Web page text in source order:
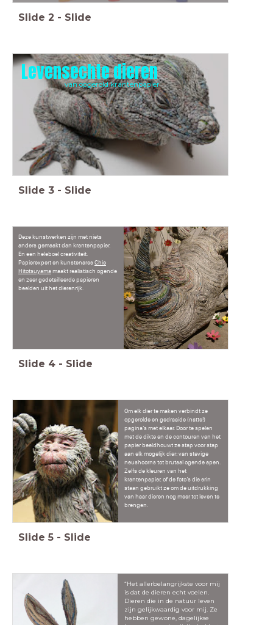
Slide 2 - Slide
Levensechte dieren
van opgerold krantenpapier
Slide 3 - Slide
Deze kunstwerken zijn met niets
anders gemaakt dan krantenpapier.
En een heleboel creativiteit.
Papierexpert en kunstenaresChie
Hitotsuyamamaakt realistisch ogende
en zeer gedetailleerde papieren
beelden uit het dierenrijk.
Slide 4 - Slide
Om elk dier te maken verbindt ze
opgerolde en gedraaide (natte!)
pagina’s met elkaar. Door te spelen
met de dikte en de contouren van het
papier beeldhouwt ze stap voor stap
aan elk mogelijk dier: van stevige
neushoorns tot brutaal ogende apen.
Zelfs de kleuren van het
krantenpapier, of de foto’s die erin
staan gebruikt ze om de uitdrukking
van haar dieren nog meer tot leven te
brengen.
Slide 5 - Slide
“Het allerbelangrijkste voor mij
is dat de dieren echt voelen.
Dieren die in de natuur leven
zijn gelijkwaardig voor mij. Ze
hebben gewone, dagelijkse